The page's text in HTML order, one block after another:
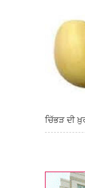
ਚਿੱਭੜ ਦੀ